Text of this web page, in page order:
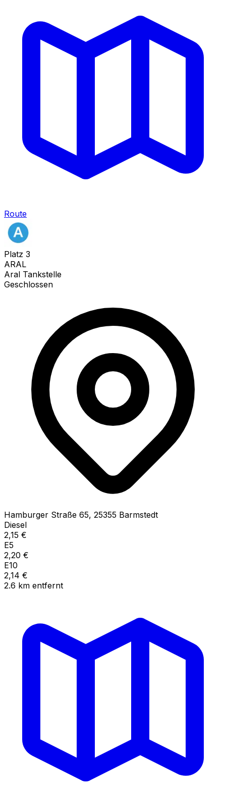
Route
Platz 3
ARAL
Aral Tankstelle
Geschlossen
Hamburger Straße 65, 25355 Barmstedt
Diesel
2,15 €
E5
2,20 €
E10
2,14 €
2.6 km entfernt